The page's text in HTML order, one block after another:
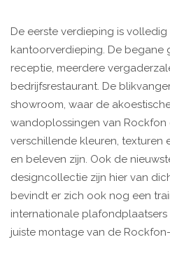
De eerste verdieping is
kantoorverdieping. De begane
receptie, meerdere
bedrijfsrestaurant. De
showroom, waar de
wandoplossingen van Rockfon
verschillende kleuren, texturen
en beleven zijn. Ook de
designcollectie zijn hier van
bevindt er zich ook nog een
internationale
juiste montage van de